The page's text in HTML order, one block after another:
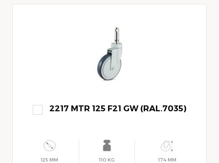
2217 MTR 125 F21 GW (RAL.7035)
125 MM 110 KG 174 MM